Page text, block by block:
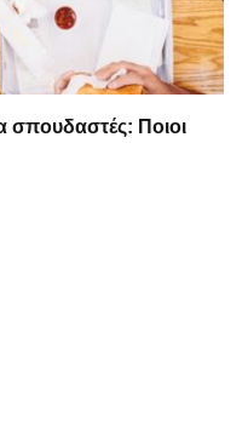
σπουδαστές: Ποιοι